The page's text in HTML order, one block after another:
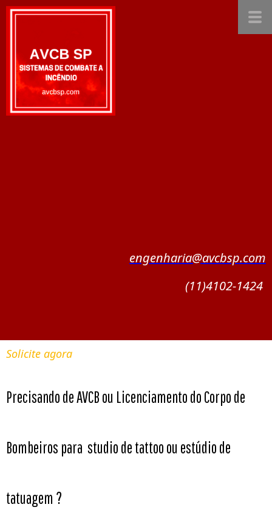
engenharia@avcbsp.com
(11)4102-1424
Solicite agora
Precisando de AVCB ou Licenciamento do Corpo de
Bombeiros para studio de tattoo ou estúdio de
tatuagem ?